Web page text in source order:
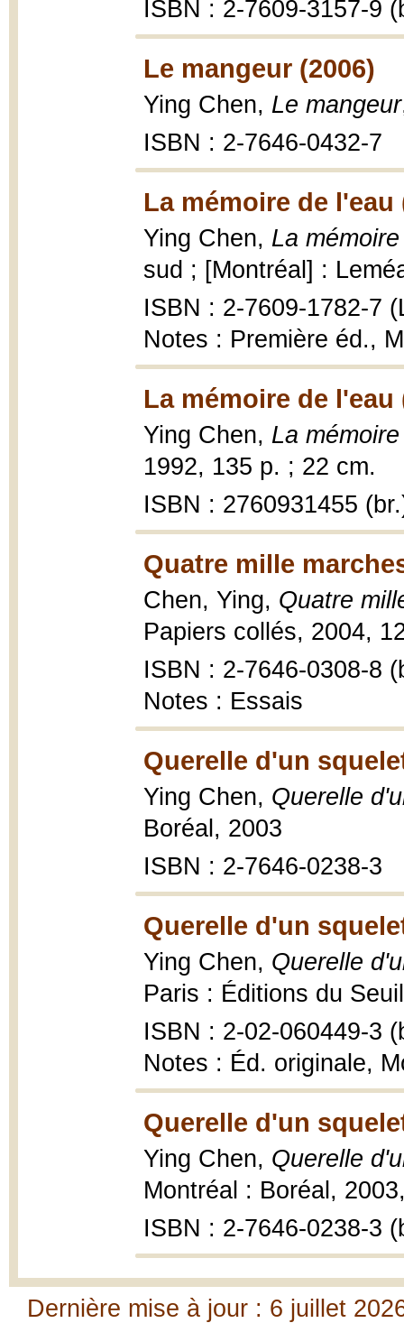
ISBN : 2-7609-3157-9
Le mangeur (2006)
Ying Chen, Le mangeur
ISBN : 2-7646-0432-7
La mémoire de l'eau
Ying Chen, La
sud ; [Montréal] :
ISBN : 2-7609-1782-7
Notes : Première éd.,
La mémoire de l'eau
Ying Chen, La
1992, 135 p. ; 22 cm.
ISBN : 2760931455
Quatre mille
Chen, Ying, Quatre
Papiers collés, 2004,
ISBN : 2-7646-0308-8
Notes : Essais
Querelle d'un
Ying Chen, Querelle
Boréal, 2003
ISBN : 2-7646-0238-3
Querelle d'un
Ying Chen, Querelle
Paris : Éditions du
ISBN : 2-02-060449-3
Notes : Éd. originale,
Querelle d'un
Ying Chen, Querelle
Montréal : Boréal,
ISBN : 2-7646-0238-3
Dernière mise à jour : 6 juillet